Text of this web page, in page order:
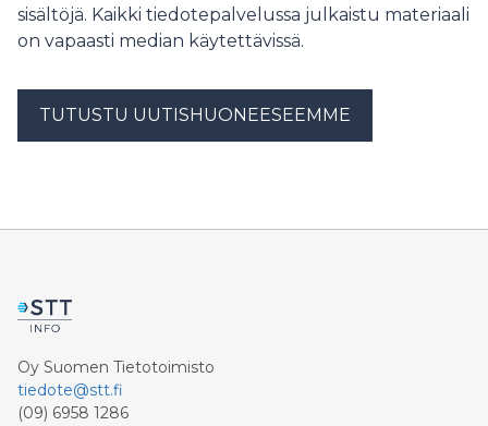
sisältöjä. Kaikki tiedotepalvelussa julkaistu materiaali
on vapaasti median käytettävissä.
TUTUSTU UUTISHUONEESEEMME
Oy Suomen Tietotoimisto
tiedote@stt.fi
(09) 6958 1286